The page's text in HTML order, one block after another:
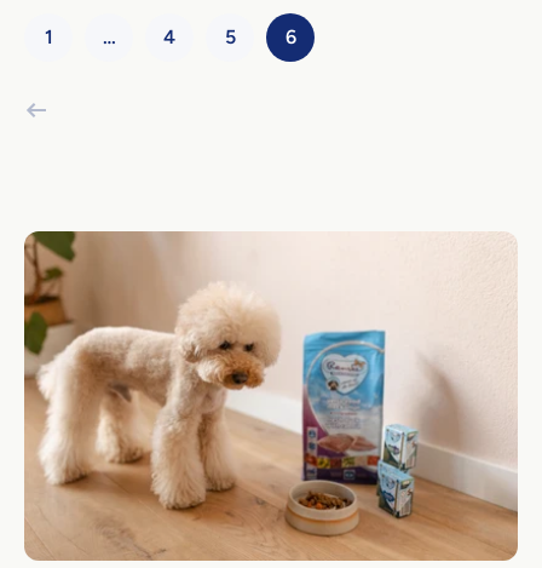
1 … 4 5 6